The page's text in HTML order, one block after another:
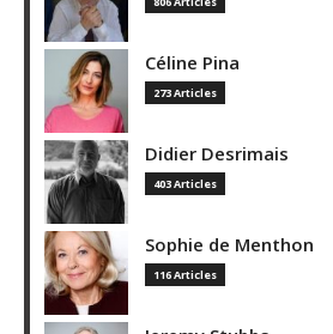
Céline Pina
273 Articles
Didier Desrimais
403 Articles
Sophie de Menthon
116 Articles